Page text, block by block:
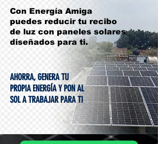
Con Energía Amiga
puedes reducir tu recibo
de luz con paneles solares
diseñados para ti.
AHORRA, GENERA TU
PROPIA ENERGÍA Y PON AL
SOL A TRABAJAR PARA TI